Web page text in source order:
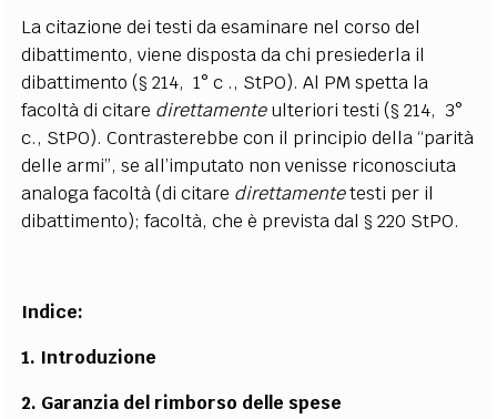
La citazione dei testi da esaminare nel corso del
dibattimento, viene disposta da chi presiederla il
dibattimento (§ 214, 1° c ., StPO). Al PM spetta la
facoltà di citare direttamenteulteriori testi (§ 214, 3°
c., StPO). Contrasterebbe con il principio della “parità
delle armi”, se all’imputato non venisse riconosciuta
analoga facoltà (di citare direttamentetesti per il
dibattimento); facoltà, che è prevista dal § 220 StPO.
Indice:
1. Introduzione
2. Garanzia del rimborso delle spese